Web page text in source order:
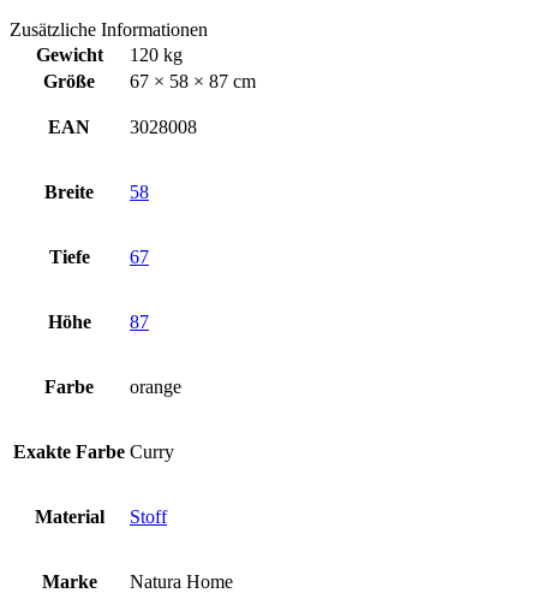
Zusätzliche Informationen
Gewicht
120 kg
Größe
67 × 58 × 87 cm
EAN 3028008
Breite 58
Tiefe 67
Höhe 87
Farbe orange
Exakte Farbe Curry
Material Stoff
Marke Natura Home